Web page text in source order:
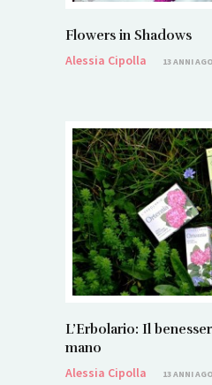
Flowers in Shadows
Alessia Cipolla
13 ANNI AGO
L’Erbolario: Il
mano
Alessia Cipolla
13 ANNI AGO